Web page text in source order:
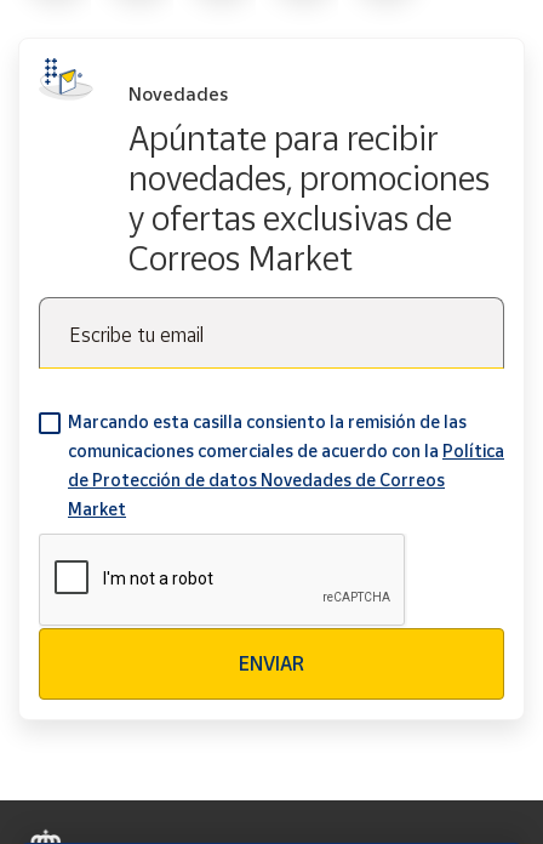
Novedades
Apúntate para recibir
novedades, promociones
y ofertas exclusivas de
Correos Market
Escribe tu email
Marcando esta casilla consiento la remisión de las
comunicaciones comerciales de acuerdo con la Política
de Protección de datos Novedades de Correos
Market
ENVIAR